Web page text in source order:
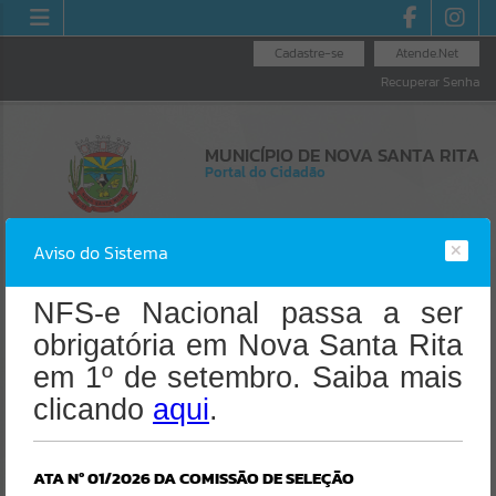
Atende.Net
Cadastre-se
Recuperar Senha
MUNICÍPIO DE NOVA SANTA RITA
Portal do Cidadão
Resultados para""
Portais
Por favor, aguarde...
Aviso do Sistema
NFS-e Nacional passa a ser
obrigatória em Nova Santa Rita
em 1º de setembro. Saiba mais
clicando aqui.
ATA Nº 01/2026 DA COMISSÃO DE SELEÇÃO
Erro
Gerenciamento do Sistema
Uncaught SyntaxError: Unexpected token '('